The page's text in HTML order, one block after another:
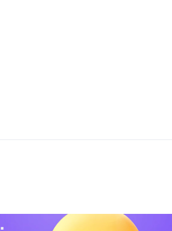
Conoce los 10 pasos infalibles